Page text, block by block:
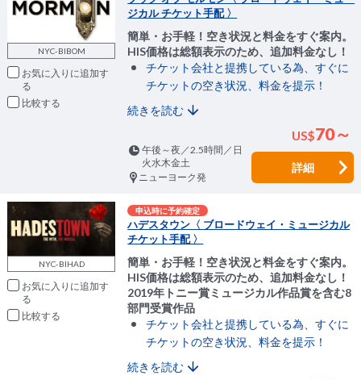
NYC-BIBOM
お気に入りに追加
比較
ジカル チケット手配 〉
簡単・お手軽！空き状況と料金をすぐ案内。
HIS価格は総額表示のため、追加料金なし！
チケット会社と提携している為、すぐに
チケットの空き状況、料金を提示！
続きを読む
US$70～
午後～夜／2.5時間／日
火水木金土
ニューヨーク発
詳細
NYC-BIHAD
お気に入りに追加
比較
申込時に予約確定
ハデスタウン〈 ブロードウェイ・ミュージカル
チケット手配 〉
簡単・お手軽！空き状況と料金をすぐ案内。
HIS価格は総額表示のため、追加料金なし！
2019年トニー賞ミュージカル作品賞を含む8
部門受賞作品
チケット会社と提携している為、すぐに
チケットの空き状況、料金を提示！
続きを読む